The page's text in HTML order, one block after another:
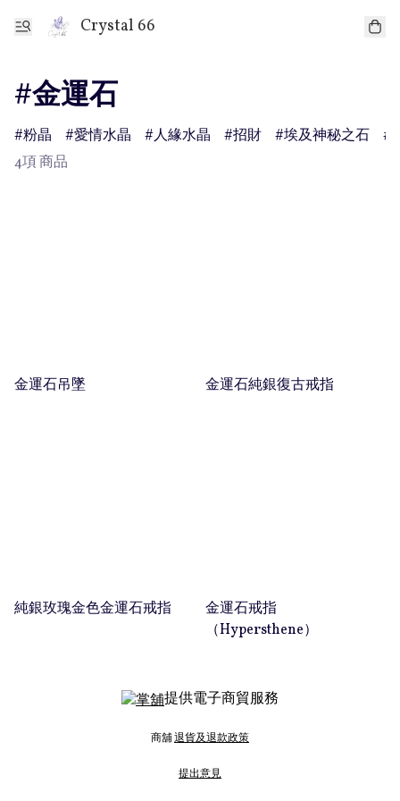
Crystal 66
#金運石
粉晶 愛情水晶 人緣水晶 招財 埃及神秘之石
4項 商品
金運石吊墜 金運石純銀復古戒指
純銀玫瑰金色金運石戒指
金運石戒指
（Hypersthene）
提供電子商貿服務
商舖退貨及退款政策
提出意見